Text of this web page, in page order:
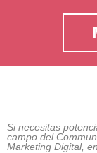
Si necesitas
campo del
Marketing Digital,